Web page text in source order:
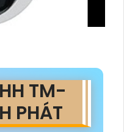
TM-
PHÁT